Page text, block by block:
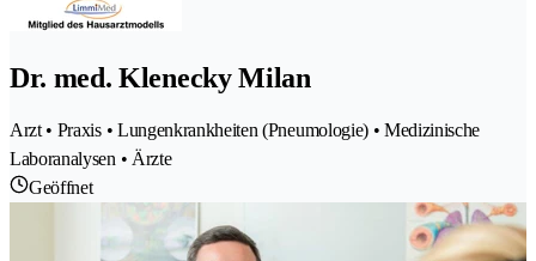
Dr. med. Klenecky Milan
Arzt • Praxis • Lungenkrankheiten (Pneumologie) • Medizinische
Laboranalysen • Ärzte
Geöffnet